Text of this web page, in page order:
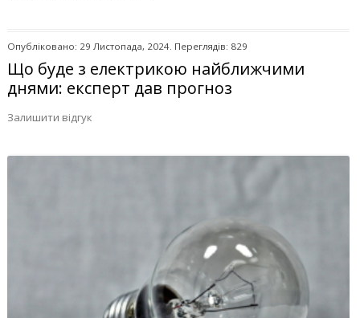
Опубліковано: 29 Листопада, 2024. Переглядів: 829
Що буде з електрикою найближчими
днями: експерт дав прогноз
Залишити відгук